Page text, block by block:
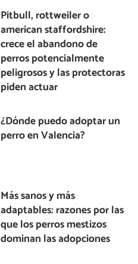
Pitbull, rottweiler o
american staffordshire:
crece el abandono de
perros potencialmente
peligrosos y las protectoras
piden actuar
¿Dónde puedo adoptar un
perro en Valencia?
Más sanos y más
adaptables: razones por las
que los perros mestizos
dominan las adopciones